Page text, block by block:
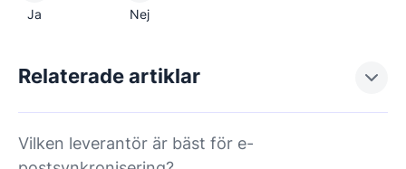
Ja Nej
Relaterade artiklar
Vilken leverantör är bäst för e-